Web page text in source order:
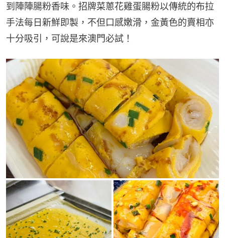
到陣陣腸粉香味。招牌菜蔥花雞蛋腸粉以傳統的布拉
手法每日新鮮即製，不但口感嫩滑，金黃色的賣相亦
十分吸引，可說是來澳門必試！